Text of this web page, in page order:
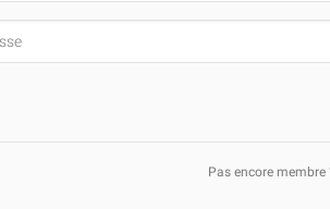
Pas encore membre